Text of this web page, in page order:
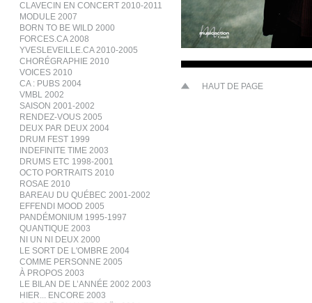
CLAVECIN EN CONCERT 2010-2011
MODULE 2007
BORN TO BE WILD 2000
FORCES.CA 2008
YVESLEVEILLE.CA 2010-2005
CHORÉGRAPHIE 2010
VOICES 2010
CA : PUBS 2004
VMBL 2002
SAISON 2001-2002
RENDEZ-VOUS 2005
DEUX PAR DEUX 2004
DRUM FEST 1999
INDEFINITE TIME 2003
DRUMS ETC 1998-2001
OCTO PORTRAITS 2010
ROSAE 2010
BAREAU DU QUÉBEC 2001-2002
EFFENDI MOOD 2005
PANDÉMONIUM 1995-1997
QUANTIQUE 2003
NI UN NI DEUX 2000
LE SORT DE L'OMBRE 2004
COMME PERSONNE 2005
À PROPOS 2003
LE BILAN DE L’ANNÉE 2002 2003
HIER... ENCORE 2003
HAUT DE PAGE